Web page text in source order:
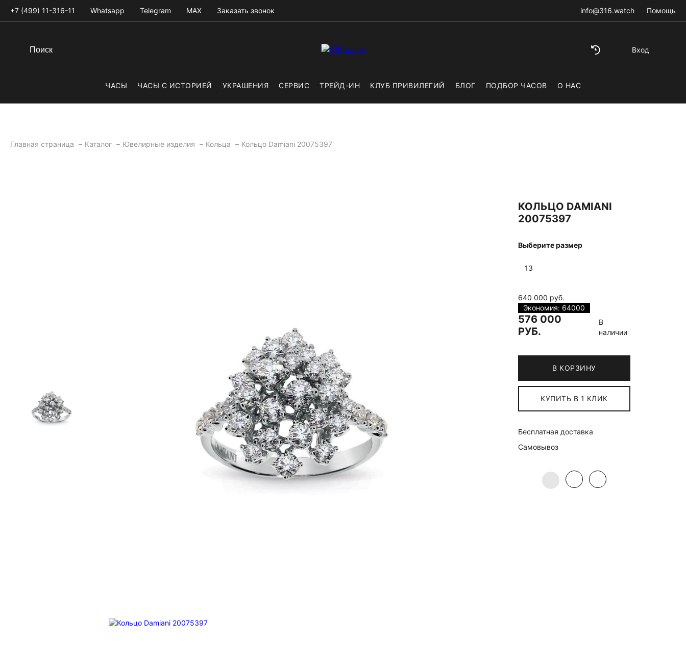
+7 (499) 11-316-11 Whatsapp Telegram MAX Заказать звонок info@316.watch Помощь
Вход
ЧАСЫ ЧАСЫ С ИСТОРИЕЙ УКРАШЕНИЯ СЕРВИС ТРЕЙД-ИН КЛУБ ПРИВИЛЕГИЙ БЛОГ ПОДБОР ЧАСОВ О НАС
Главная страница Каталог Ювелирные изделия Кольца Кольцо Damiani 20075397
КОЛЬЦО DAMIANI
20075397
Выберите размер
13
640 000 руб.
Экономия: 64000
576 000
РУБ.
В
наличии
В КОРЗИНУ
КУПИТЬ В 1 КЛИК
Бесплатная доставка
Самовывоз